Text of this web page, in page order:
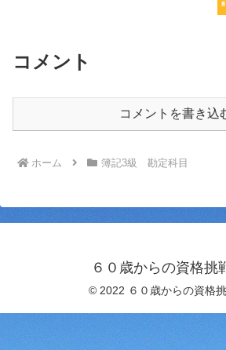
コメント
コメントを書き込
ホーム 簿記3級 勘定科目
６０歳からの資格
© 2022 ６０歳からの資格